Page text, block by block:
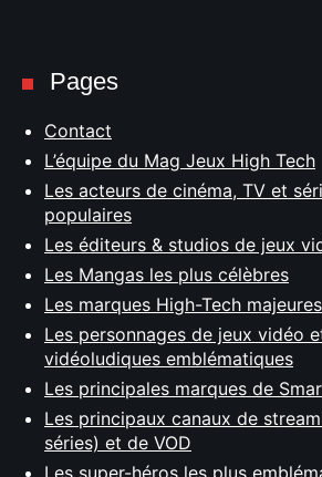
Pages
Contact
L’équipe du Mag Jeux High Tech
Les acteurs de cinéma, TV et
populaires
Les éditeurs & studios de jeux
Les Mangas les plus célèbres
Les marques High-Tech majeures
Les personnages de jeux vidéo
vidéoludiques emblématiques
Les principales marques de
Les principaux canaux de
séries) et de VOD
Les super-héros les plus